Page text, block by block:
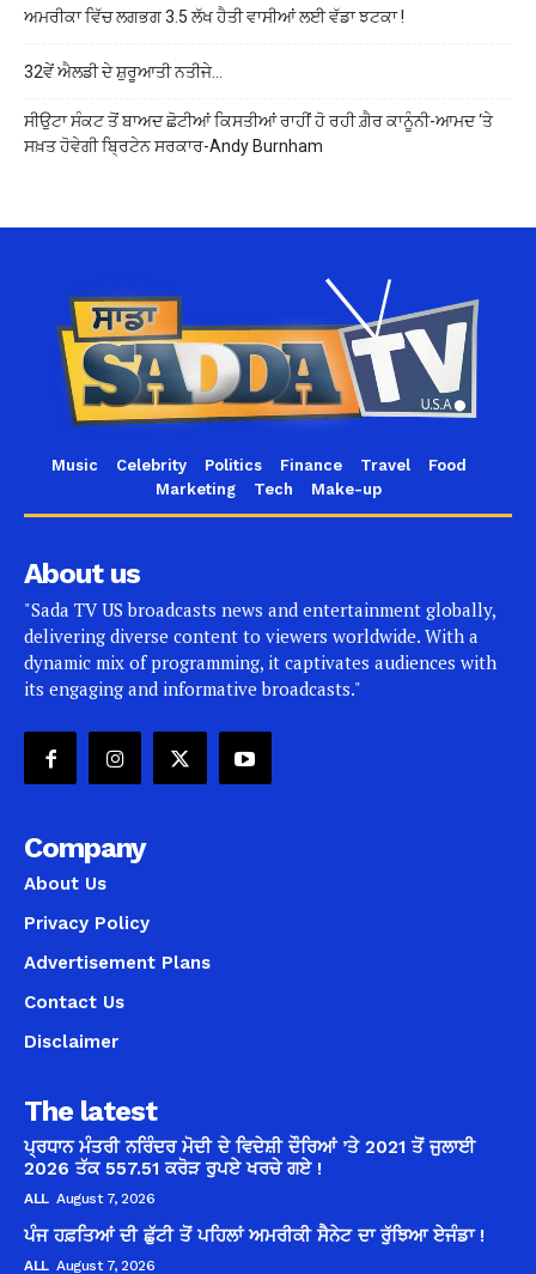
ਅਮਰੀਕਾ ਵਿੱਚ ਲਗਭਗ 3.5 ਲੱਖ ਹੈਤੀ ਵਾਸੀਆਂ ਲਈ ਵੱਡਾ ਝਟਕਾ !
32ਵੇਂ ਐਲਡੀ ਦੇ ਸ਼ੁਰੂਆਤੀ ਨਤੀਜੇ…
ਸੀਉਟਾ ਸੰਕਟ ਤੋਂ ਬਾਅਦ ਛੋਟੀਆਂ ਕਿਸਤੀਆਂ ਰਾਹੀਂ ਹੋ ਰਹੀ ਗ਼ੈਰ ਕਾਨੂੰਨੀ-ਆਮਦ ‘ਤੇ
ਸਖ਼ਤ ਹੋਵੇਗੀ ਬ੍ਰਿਟੇਨ ਸਰਕਾਰ-Andy Burnham
Music Celebrity Politics Finance Travel
Food
Marketing
Tech Make-up
About us
"Sada TV US broadcasts news and entertainment globally,
delivering diverse content to viewers worldwide. With a
dynamic mix of programming, it captivates audiences with
its engaging and informative broadcasts."
Company
About Us
Privacy Policy
Advertisement Plans
Contact Us
Disclaimer
The latest
ਪ੍ਰਧਾਨ ਮੰਤਰੀ ਨਰਿੰਦਰ ਮੋਦੀ ਦੇ ਵਿਦੇਸ਼ੀ ਦੌਰਿਆਂ ’ਤੇ 2021 ਤੋਂ ਜੁਲਾਈ
2026 ਤੱਕ 557.51 ਕਰੋੜ ਰੁਪਏ ਖਰਚੇ ਗਏ !
ALL August 7, 2026
ਪੰਜ ਹਫ਼ਤਿਆਂ ਦੀ ਛੁੱਟੀ ਤੋਂ ਪਹਿਲਾਂ ਅਮਰੀਕੀ ਸੈਨੇਟ ਦਾ ਰੁੱਝਿਆ ਏਜੰਡਾ !
ALL August 7, 2026